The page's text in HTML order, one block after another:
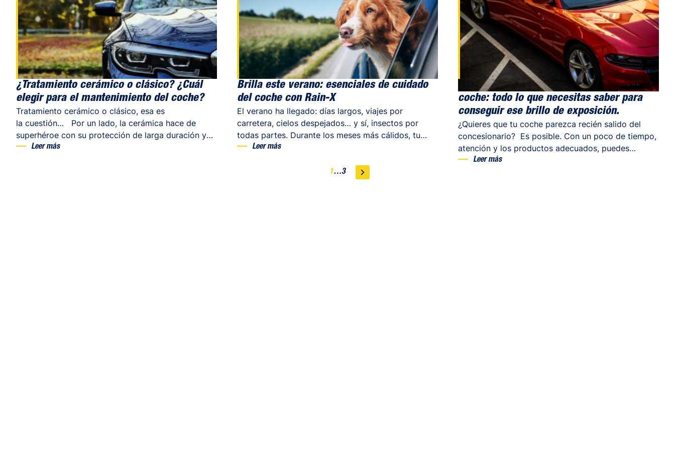
simple chorro de agua generalmente no basta
para eliminar todas las impurezas presentes en
la carrocería. El polvo, la contaminación, los
residuos grasos o las micropartículas se adhieren a
la pintura y no desaparecen sin un producto
adecuado. Aquí es donde entra […]
técnicas profesionales y productos adecuados. Aquí
tienes la guía […]
escaparate. ¿Listo para conocer a tus nuevos
compañeros de garage? Entre nuestros accesorios
destacamos: El cubo de lavado : […]
¿Tratamiento cerámico o clásico? ¿Cuál
elegir para el mantenimiento del coche?
Tratamiento cerámico o clásico, esa es
la cuestión… Por un lado, la cerámica hace de
superhéroe con su protección de larga duración y
su efecto de «escudo invisible». Por otro, la cera y
Leer más
Brilla este verano: esenciales de cuidado
del coche con Rain-X
El verano ha llegado: días largos, viajes por
carretera, cielos despejados… y sí, insectos por
todas partes. Durante los meses más cálidos, tu
coche se enfrenta a muchas agresiones externas.
protegerlo, mejorar su rendimiento y asegurar una
Leer más
La guía definitiva para el cuidado del
coche: todo lo que necesitas saber para
conseguir ese brillo de exposición.
¿Quieres que tu coche parezca recién salido del
concesionario? Es posible. Con un poco de tiempo,
atención y los productos adecuados, puedes
devolver a tu coche todo su esplendor. En esta
Leer más
1…3